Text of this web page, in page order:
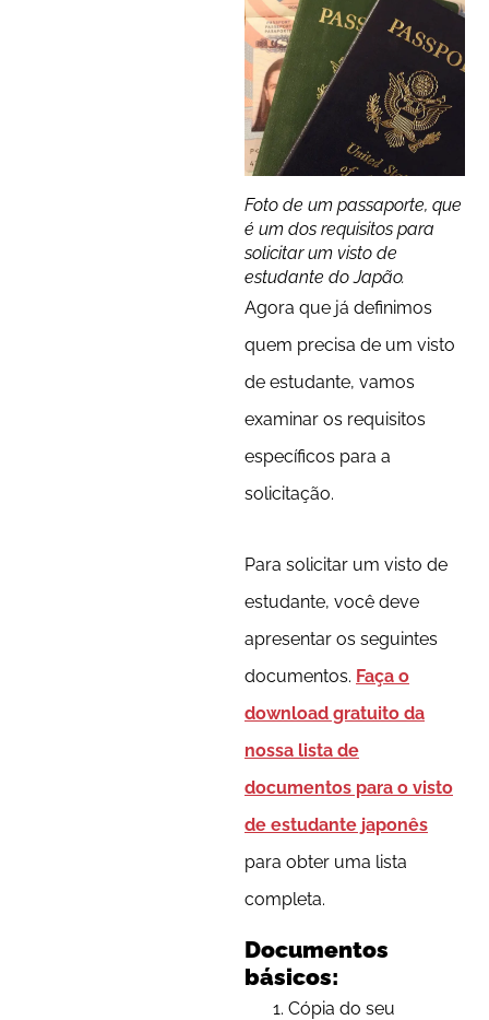
Foto de um passaporte, que
é um dos requisitos para
solicitar um visto de
estudante do Japão.
Agora que já definimos
quem precisa de um visto
de estudante, vamos
examinar os requisitos
específicos para a
solicitação.
Para solicitar um visto de
estudante, você deve
apresentar os seguintes
documentos. Faça o
download gratuito da
nossa lista de
documentos para o visto
de estudante japonês
para obter uma lista
completa.
Documentos
básicos:
Cópia do seu